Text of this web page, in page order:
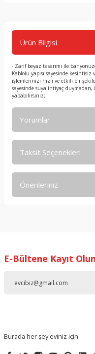
Ürün Bilgisi
- Zarif beyaz tasarımı ile
Kablolu yapısı sayesinde
işlemlerinizi hızlı ve etkili bir
sayesinde suya ihtiyaç
yapabilirsiniz;
Yorumlar
Taksit Seçenekleri
Önerileriniz
Ürün resmi kalitesiz,
E-Bültene Kayıt Olun
Burada her şey eviniz için